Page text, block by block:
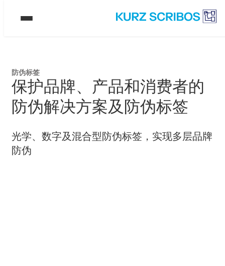
防伪标签
保护品牌、产品和消费者的
防伪解决方案及防伪标签
光学、数字及混合型防伪标签，实现多层品牌
防伪